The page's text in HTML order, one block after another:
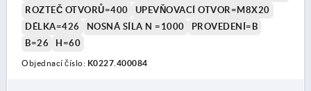
ROZTEČ OTVORŮ=400
UPEVŇOVACÍ OTVOR=M8X20
DÉLKA=426
NOSNÁ SÍLA N =1000
PROVEDENÍ=B
B=26
H=60
Objednací číslo: K0227.400084